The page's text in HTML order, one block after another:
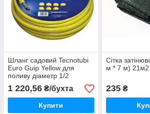
Шланг садовий Tecnotubi
Euro Guip Yellow для
поливу діаметр 1/2
дюйма, довжина 50 м
(EGY 1/2 50)
1 220,56 ₴/бухта
Купити
Сітка
м * 7 м) 21м2
235₴